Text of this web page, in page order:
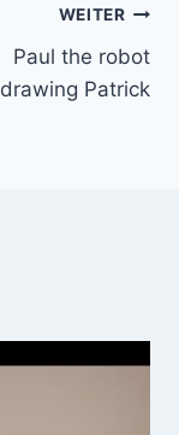
WEITER
Paul the robot
drawing Patrick